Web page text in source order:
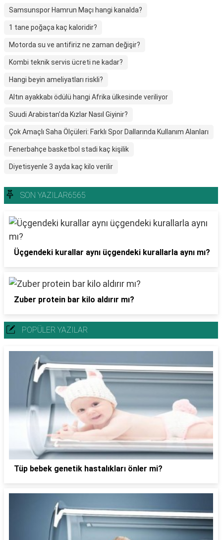
Samsunspor Hamrun Maçı hangi kanalda?
1 tane poğaça kaç kaloridir?
Motorda su ve antifiriz ne zaman değişir?
Kombi teknik servis ücreti ne kadar?
Hangi beyin ameliyatları riskli?
Altın ayakkabı ödülü hangi Afrika ülkesinde veriliyor
Suudi Arabistan'da Kızlar Nasıl Giyinir?
Çok Amaçlı Saha Ölçüleri: Farklı Spor Dallarında Kullanım Alanları
Fenerbahçe basketbol stadi kaç kişilik
Diyetisyenle 3 ayda kaç kilo verilir
SON YAZILAR6565
Üçgendeki kurallar aynı üçgendeki kurallarla aynı mı?
Zuber protein bar kilo aldırır mı?
POPÜLER YAZILAR
Tüp bebek genetik hastalıkları önler mi?